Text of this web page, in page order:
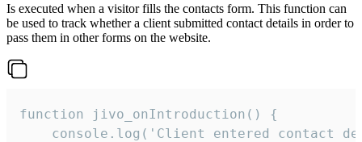
Is executed when a visitor fills the contacts form. This function can
be used to track whether a client submitted contact details in order to
pass them in other forms on the website.
function jivo_onIntroduction() {
console.log('Client entered contact